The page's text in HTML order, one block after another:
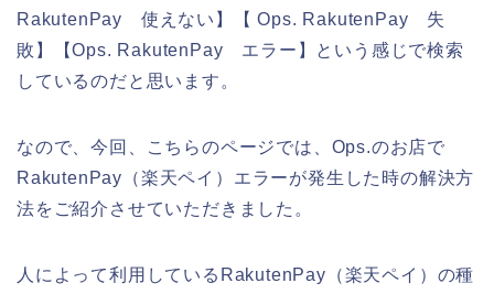
RakutenPay 使えない】【 Ops. RakutenPay 失
敗】【Ops. RakutenPay エラー】という感じで検索
しているのだと思います。
なので、今回、こちらのページでは、Ops.のお店で
RakutenPay（楽天ペイ）エラーが発生した時の解決方
法をご紹介させていただきました。
人によって利用しているRakutenPay（楽天ペイ）の種